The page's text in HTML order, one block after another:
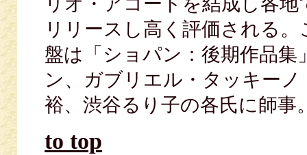
リリースし高く評価される
盤は「ショパン：後期作品
ン、ガブリエル・タッキー
裕、渋谷るり子の各氏に師事
to top